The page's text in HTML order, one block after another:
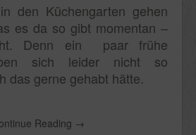
den Küchengarten gehen
es da so gibt momentan –
Denn ein paar frühe
sich leider nicht so
das gerne gehabt hätte.
Reading →